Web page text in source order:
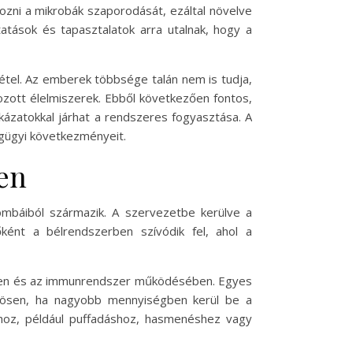
a mikrobák szaporodását, ezáltal növelve
és tapasztalatok arra utalnak, hogy a
Az emberek többsége talán nem is tudja,
élelmiszerek. Ebből következően fontos,
járhat a rendszeres fogyasztása. A
következményeit.
származik. A szervezetbe kerülve a
a bélrendszerben szívódik fel, ahol a
és az immunrendszer működésében. Egyes
ha nagyobb mennyiségben kerül be a
például puffadáshoz, hasmenéshez vagy